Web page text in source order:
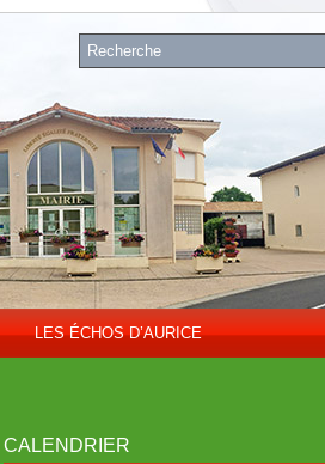
LES ÉCHOS D’AURICE
CALENDRIER